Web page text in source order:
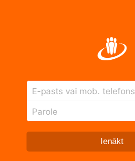
E-pasts vai mob. telefons
Parole
Ienākt